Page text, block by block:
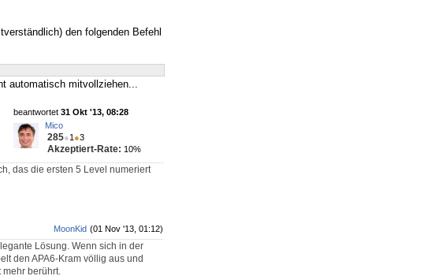
den folgenden Befehl
automatisch mitvollziehen...
beantwortet 31 Okt '13, 08:28
Mico
285●1 ●3
Akzeptiert-Rate: 10%
das die ersten 5 Level numeriert
(01 Nov '13, 01:12)
MoonKid
Lösung. Wenn sich in der
den APA6-Kram völlig aus und
berührt.